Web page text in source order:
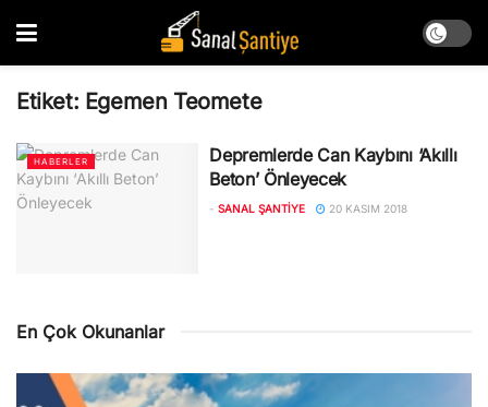
Etiket: Egemen Teomete
HABERLER
Depremlerde Can Kaybını ‘Akıllı
Beton’ Önleyecek
- SANAL ŞANTIYE 20 KASIM 2018
En Çok Okunanlar